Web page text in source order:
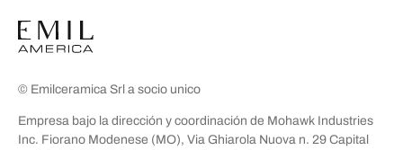
© Emilceramica Srl a socio unico
Empresa bajo la dirección y coordinación de Mohawk Industries
Inc. Fiorano Modenese (MO), Via Ghiarola Nuova n. 29 Capital